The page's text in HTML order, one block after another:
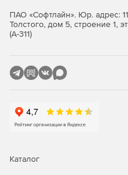
Улучшенный стандарт
Ускоренный и
на Windows или Linux на
профилирование GPU
ПАО «Софтлайн». Юр. адрес:
Толстого, дом 5, строение 1,
(А-311)
Каталог